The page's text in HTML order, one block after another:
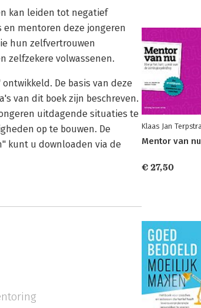
kan leiden tot negatief
en mentoren deze jongeren
hun zelfvertrouwen
zelfzekere volwassenen.
De basis van deze
van dit boek zijn beschreven.
uitdagende situaties te
op te bouwen. De
kunt u downloaden via de
Klaas Jan
Mentor van nu
€ 27,50